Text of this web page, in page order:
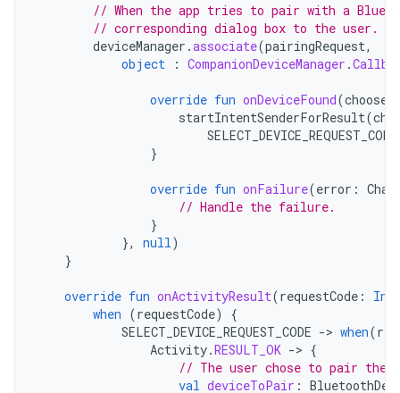
// When the app tries to pair with a
// corresponding dialog box to the user.
deviceManager .associate(pairingRequest,
object
: CompanionDeviceManager .
override fun onDeviceFound(
startIntentSenderForResult(
SELECT_DEVICE_REQUEST_CODE
}
override fun onFailure(error :
// Handle the failure.
}
},
null )
}
override fun onActivityResult(requestCode : Int
when (requestCode)
{
SELECT_DEVICE_REQUEST_CODE -> when(
Activity.RESULT_OK -> {
// The user chose to pair the
val deviceToPair :